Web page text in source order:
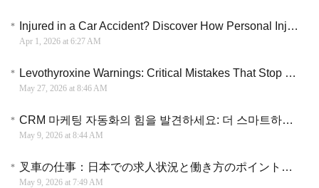
Injured in a Car Accident? Discover How Personal Injury Lawyer Can Support Your Compensation Process
Apr 1, 2026 at 6:27 AM
Levothyroxine Warnings: Critical Mistakes That Stop Thyroid Medication From Working
May 27, 2026 at 8:46 AM
CRM 마케팅 자동화의 힘을 발견하세요: 더 스마트하고 효과적인 캠페인을 위한 핵심
May 9, 2026 at 8:44 AM
叉車の仕事：日本での求人状況と働き方のポイントを詳しく解説
May 9, 2026 at 7:49 AM